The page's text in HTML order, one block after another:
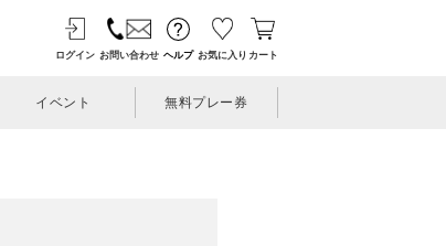
ログイン お問い合わせ ヘルプ お気に入り カート
イベント 無料プレー券